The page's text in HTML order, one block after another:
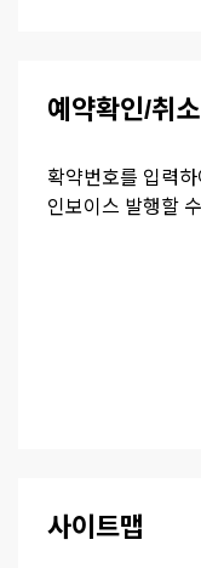
예약확인/취소
확약번호를 입력
인보이스 발행할
사이트맵